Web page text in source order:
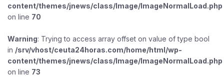
content/themes/jnews/class/Image/ImageNormalLoad.php
on line 70
Warning: Trying to access array offset on value of type bool
in /srv/vhost/ceuta24horas.com/home/html/wp-
content/themes/jnews/class/Image/ImageNormalLoad.php
on line 73